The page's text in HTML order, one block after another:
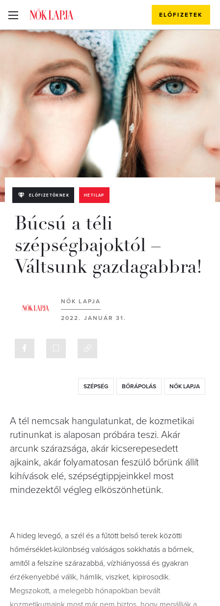
ELŐFIZETEK
ELŐFIZETŐKNEK HETILAP
Búcsú a téli
szépségbajoktól –
Váltsunk gazdagabbra!
NŐK LAPJA
2022. JANUÁR 31.
SZÉPSÉG BŐRÁPOLÁS NŐK LAPJA
A tél nemcsak hangulatunkat, de kozmetikai
rutinunkat is alaposan próbára teszi. Akár
arcunk szárazsága, akár kicserepesedett
ajkaink, akár folyamatosan feszülő bőrünk állít
kihívások elé, szépségtippjeinkkel most
mindezektől végleg elköszönhetünk.
A hideg levegő, a szél és a fűtött belső terek közötti
hőmérséklet-különbség valóságos sokkhatás a bőrnek,
amitől a felszíne szárazabbá, vízhiányossá és gyakran
érzékenyebbé válik, hámlik, viszket, kipirosodik.
Megszokott, a melegebb hónapokban bevált